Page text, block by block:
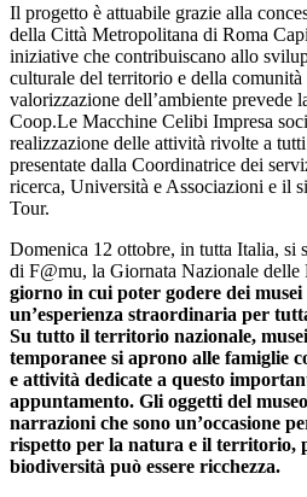
Il progetto è attuabile grazie alla
della Città Metropolitana di Roma
iniziative che contribuiscano allo
culturale del territorio e della
valorizzazione dell’ambiente prevede
Coop.Le Macchine Celibi Impresa
realizzazione delle attività rivolte a
presentate dalla Coordinatrice dei
ricerca, Università e Associazioni e il
Tour.
Domenica 12 ottobre, in tutta Italia, si
di F@mu, la Giornata Nazionale delle
giorno in cui poter godere dei musei
un’esperienza straordinaria per
Su tutto il territorio nazionale,
temporanee si aprono alle famiglie
e attività dedicate a questo
appuntamento. Gli oggetti del
narrazioni che sono un’occasione
rispetto per la natura e il territorio,
biodiversità può essere ricchezza.